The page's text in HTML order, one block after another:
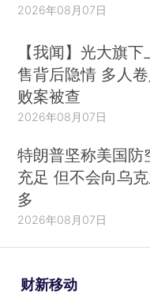
2026年08月07日
【我闻】光大旗
售背后隐情 多人
败案被查
2026年08月07日
特朗普坚称美国防
充足 但不会向乌
多
2026年08月07日
财新移动